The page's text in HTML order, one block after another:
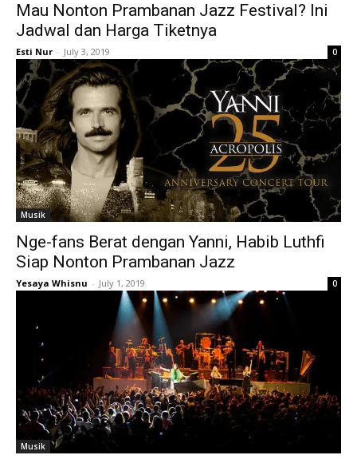
Mau Nonton Prambanan Jazz Festival? Ini
Jadwal dan Harga Tiketnya
Esti Nur - July 3, 2019 0
Musik
Nge-fans Berat dengan Yanni, Habib Luthfi
Siap Nonton Prambanan Jazz
Yesaya Whisnu - July 1, 2019 0
Musik